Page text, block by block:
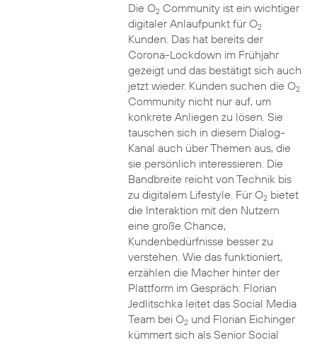
Die O2Community ist ein wichtiger
digitaler Anlaufpunkt für O2
Kunden. Das hat bereits der
Corona-Lockdown im Frühjahr
gezeigt und das bestätigt sich auch
jetzt wieder. Kunden suchen die O2
Community nicht nur auf, um
konkrete Anliegen zu lösen. Sie
tauschen sich in diesem Dialog-
Kanal auch über Themen aus, die
sie persönlich interessieren. Die
Bandbreite reicht von Technik bis
zu digitalem Lifestyle. Für O2bietet
die Interaktion mit den Nutzern
eine große Chance,
Kundenbedürfnisse besser zu
verstehen. Wie das funktioniert,
erzählen die Macher hinter der
Plattform im Gespräch: Florian
Jedlitschka leitet das Social Media
Team bei O2und Florian Eichinger
kümmert sich als Senior Social